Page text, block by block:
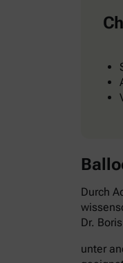
Durch
Dr.
unter